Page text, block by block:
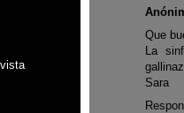
Que
La
Sara